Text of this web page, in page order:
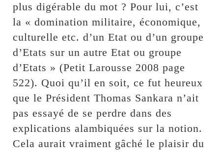
plus digérable du mot ? Pour lui, c’est
la « domination militaire, économique,
culturelle etc. d’un Etat ou d’un groupe
d’Etats sur un autre Etat ou groupe
d’Etats » (Petit Larousse 2008 page
522). Quoi qu’il en soit, ce fut heureux
que le Président Thomas Sankara n’ait
pas essayé de se perdre dans des
explications alambiquées sur la notion.
Cela aurait vraiment gâché le plaisir du